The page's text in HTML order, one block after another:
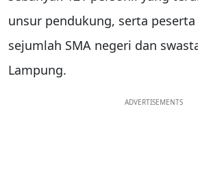
unsur pendukung, serta
sejumlah SMA negeri dan
Lampung.
ADVERTISEMENTS